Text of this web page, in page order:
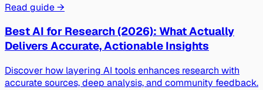
Read guide →
Best AI for Research (2026): What Actually
Delivers Accurate, Actionable Insights
Discover how layering AI tools enhances research with
accurate sources, deep analysis, and community feedback.